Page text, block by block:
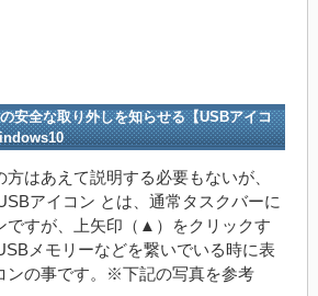
安全な取り外しを知らせる【USBアイコ
はあえて説明する必要もないが、
アイコン とは、通常タスクバーに
ですが、上矢印（▲）をクリックす
メモリーなどを繋いでいる時に表
ンの事です。※下記の写真を参考